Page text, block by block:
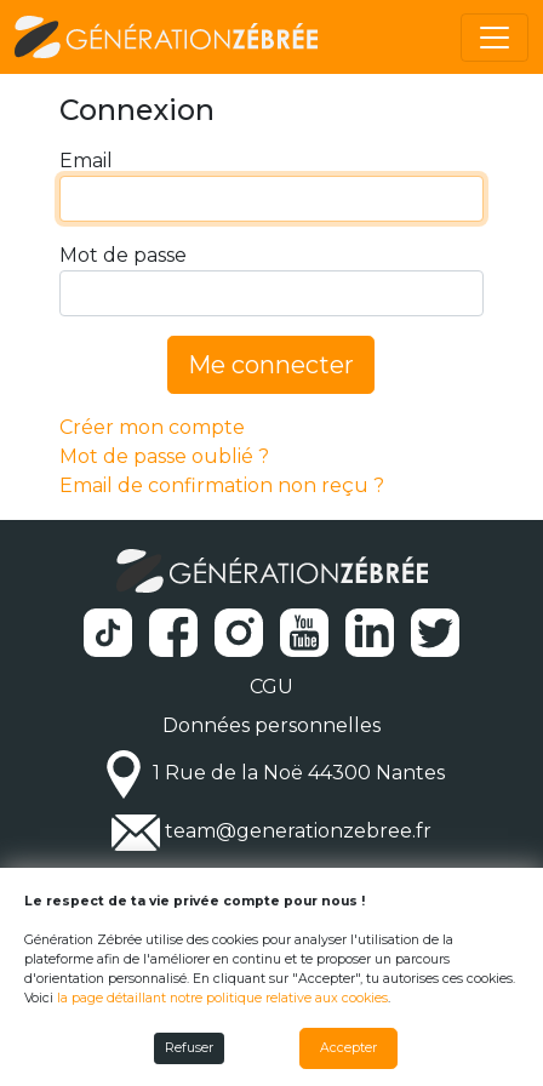
Connexion
Email
Mot de passe
Me connecter
Créer mon compte
Mot de passe oublié ?
Email de confirmation non reçu ?
CGU
Données personnelles
1 Rue de la Noë 44300 Nantes
team@generationzebree.fr
© Génération Zébrée 2026
Le respect de ta vie privée compte pour nous !
Génération Zébrée utilise des cookies pour analyser l'utilisation de la
plateforme afin de l'améliorer en continu et te proposer un parcours
d'orientation personnalisé. En cliquant sur "Accepter", tu autorises ces cookies.
Voici la page détaillant notre politique relative aux cookies.
Refuser Accepter